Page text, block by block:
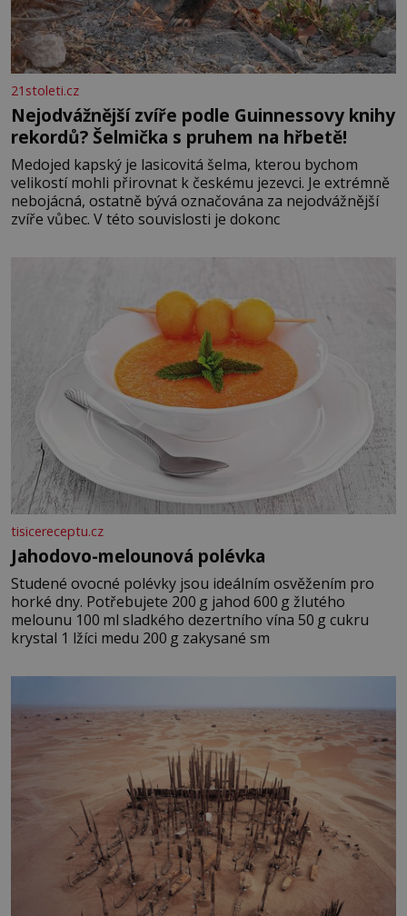
21stoleti.cz
Nejodvážnější zvíře podle Guinnessovy knihy
rekordů? Šelmička s pruhem na hřbetě!
Medojed kapský je lasicovitá šelma, kterou bychom
velikostí mohli přirovnat k českému jezevci. Je extrémně
nebojácná, ostatně bývá označována za nejodvážnější
zvíře vůbec. V této souvislosti je dokonc
tisicereceptu.cz
Jahodovo-melounová polévka
Studené ovocné polévky jsou ideálním osvěžením pro
horké dny. Potřebujete 200 g jahod 600 g žlutého
melounu 100 ml sladkého dezertního vína 50 g cukru
krystal 1 lžíci medu 200 g zakysané sm